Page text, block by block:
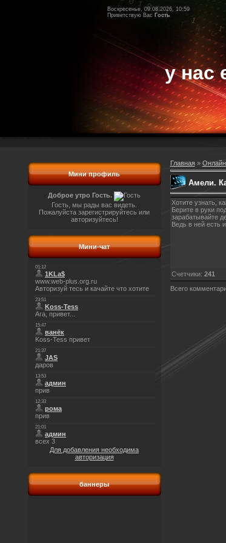
Воскресенье, 09.08.2026, 10:59
Приветствую Вас Гость
у нас
Мини профиль
Доброе утро Гость.
Гость, мы рады вас видеть.
Пожалуйста зарегистрируйтесь или
авторизуйтесь!
Мини-чат
Для добавления необходима
авторизация
баннеры
Главная»
Амели.
Хотите узнать,
Берите в руки
зарабатывайте
Ведь в ней есть
Счетчики: 241
Всего